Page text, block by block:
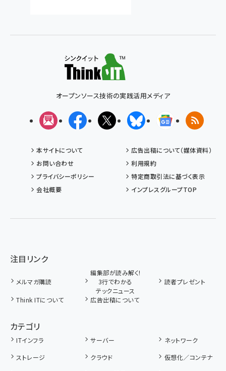
オープンソース技術の実践活用メディア
メルマガFacebookX(エックス)BlueskyGoogleニュ
RSS
本サイトについて
広告出稿について（媒体資料）
お問い合わせ
利用規約
プライバシーポリシー
特定商取引法に基づく表示
会社概要
インプレスグループTOP
注目リンク
メルマガ購読
編集部が読み解く!
3行でわかる
テックニュース
読者プレゼント
Think ITについて 広告出稿について
カテゴリ
ITインフラ サーバー
ネットワーク
ストレージ
クラウド
仮想化／コンテナ